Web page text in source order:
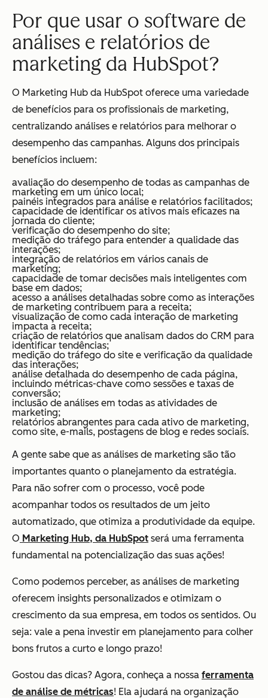
Por que usar o software de
análises e relatórios de
marketing da HubSpot?
O Marketing Hub da HubSpot oferece uma variedade
de benefícios para os profissionais de marketing,
centralizando análises e relatórios para melhorar o
desempenho das campanhas. Alguns dos principais
benefícios incluem:
avaliação do desempenho de todas as campanhas de
marketing em um único local;
painéis integrados para análise e relatórios facilitados;
capacidade de identificar os ativos mais eficazes na
jornada do cliente;
verificação do desempenho do site;
medição do tráfego para entender a qualidade das
interações;
integração de relatórios em vários canais de
marketing;
capacidade de tomar decisões mais inteligentes com
base em dados;
acesso a análises detalhadas sobre como as interações
de marketing contribuem para a receita;
visualização de como cada interação de marketing
impacta a receita;
criação de relatórios que analisam dados do CRM para
identificar tendências;
medição do tráfego do site e verificação da qualidade
das interações;
análise detalhada do desempenho de cada página,
incluindo métricas-chave como sessões e taxas de
conversão;
inclusão de análises em todas as atividades de
marketing;
relatórios abrangentes para cada ativo de marketing,
como site, e-mails, postagens de blog e redes sociais.
A gente sabe que as análises de marketing são tão
importantes quanto o planejamento da estratégia.
Para não sofrer com o processo, você pode
acompanhar todos os resultados de um jeito
automatizado, que otimiza a produtividade da equipe.
O Marketing Hub, da HubSpot será uma ferramenta
fundamental na potencialização das suas ações!
Como podemos perceber, as análises de marketing
oferecem insights personalizados e otimizam o
crescimento da sua empresa, em todos os sentidos. Ou
seja: vale a pena investir em planejamento para colher
bons frutos a curto e longo prazo!
Gostou das dicas? Agora, conheça a nossa ferramenta
de análise de métricas! Ela ajudará na organização